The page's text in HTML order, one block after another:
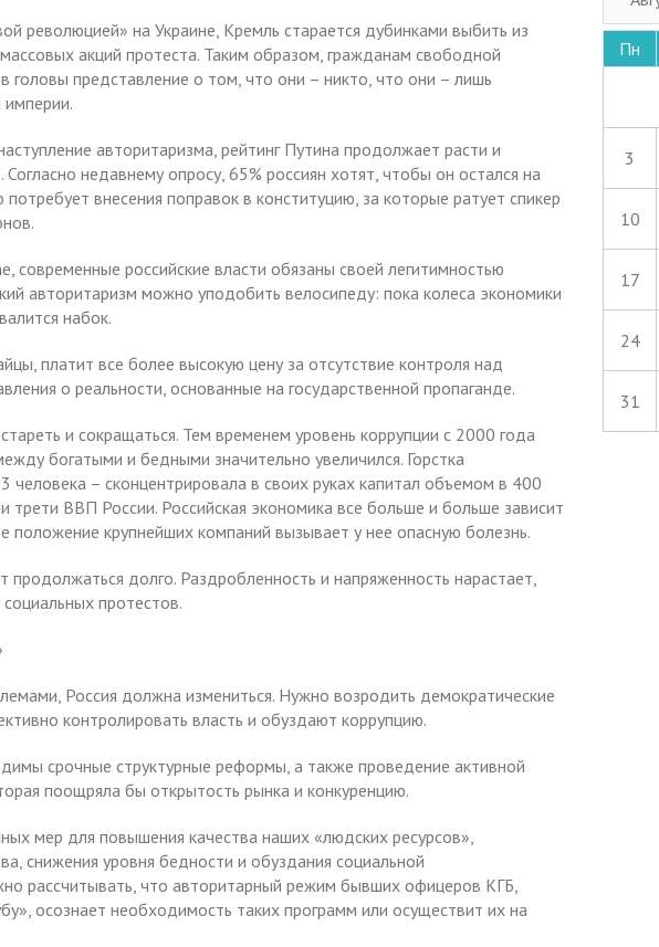
революцией» на Украине, Кремль старается дубинками выбить из
акций протеста. Таким образом, гражданам свободной
головы представление о том, что они – никто, что они – лишь
авторитаризма, рейтинг Путина продолжает расти и
недавнему опросу, 65% россиян хотят, чтобы он остался на
внесения поправок в конституцию, за которые ратует спикер
современные российские власти обязаны своей легитимностью
авторитаризм можно уподобить велосипеду: пока колеса экономики
набок.
платит все более высокую цену за отсутствие контроля над
о реальности, основанные на государственной пропаганде.
и сокращаться. Тем временем уровень коррупции с 2000 года
богатыми и бедными значительно увеличился. Горстка
человека – сконцентрировала в своих руках капитал объемом в 400
трети ВВП России. Российская экономика все больше и больше зависит
положение крупнейших компаний вызывает у нее опасную болезнь.
долго. Раздробленность и напряженность нарастает,
протестов.
Россия должна измениться. Нужно возродить демократические
контролировать власть и обуздают коррупцию.
срочные структурные реформы, а также проведение активной
поощряла бы открытость рынка и конкуренцию.
мер для повышения качества наших «людских ресурсов»,
снижения уровня бедности и обуздания социальной
рассчитывать, что авторитарный режим бывших офицеров КГБ,
осознает необходимость таких программ или осуществит их на
Пн
3
10
17
24
31